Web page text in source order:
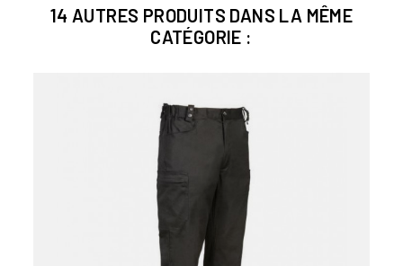
14 AUTRES PRODUITS DANS LA MÊME
CATÉGORIE :